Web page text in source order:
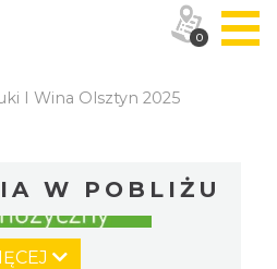
I Wina Olsztyn 2025
W POBLIŻU
0